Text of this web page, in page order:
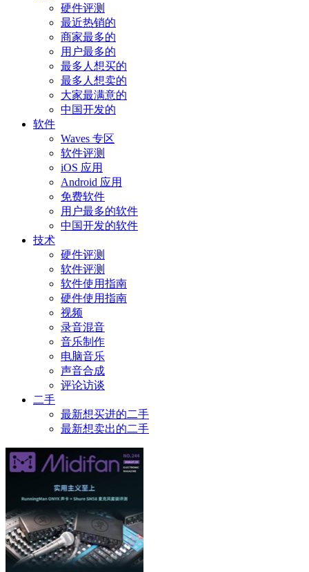
硬件评测
最近热销的
商家最多的
用户最多的
最多人想买的
最多人想卖的
大家最满意的
中国开发的
软件
Waves 专区
软件评测
iOS 应用
Android 应用
免费软件
用户最多的软件
中国开发的软件
技术
硬件评测
软件评测
软件使用指南
硬件使用指南
视频
录音混音
音乐制作
电脑音乐
声音合成
评论访谈
二手
最新想买进的二手
最新想卖出的二手